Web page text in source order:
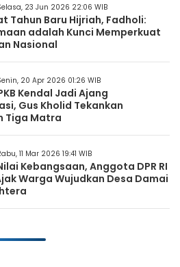
23 Jun 2026 22:06 WIB
Tahun Baru Hijriah, Fadholi:
adalah Kunci Memperkuat
Nasional
20 Apr 2026 01:26 WIB
Kendal Jadi Ajang
Gus Kholid Tekankan
Tiga Matra
11 Mar 2026 19:41 WIB
Kebangsaan, Anggota DPR RI
Warga Wujudkan Desa Damai